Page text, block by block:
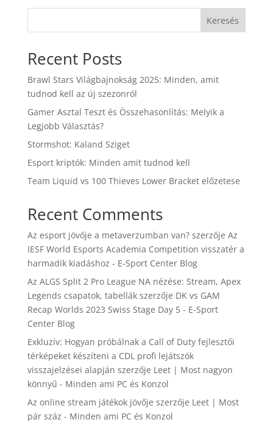
Keresés
Recent Posts
Brawl Stars Világbajnokság 2025: Minden, amit
tudnod kell az új szezonról
Gamer Asztal Teszt és Összehasonlítás: Melyik a
Legjobb Választás?
Stormshot: Kaland Sziget
Esport kriptók: Minden amit tudnod kell
Team Liquid vs 100 Thieves Lower Bracket előzetese
Recent Comments
Az esport jövője a metaverzumban van?szerzője Az
IESF World Esports Academia Competition visszatér a
harmadik kiadáshoz - E-Sport Center Blog
Az ALGS Split 2 Pro League NA nézése: Stream, Apex
Legends csapatok, tabellákszerzője DK vs GAM
Recap Worlds 2023 Swiss Stage Day 5 - E-Sport
Center Blog
Exkluzív: Hogyan próbálnak a Call of Duty fejlesztői
térképeket készíteni a CDL profi lejátszók
visszajelzései alapján szerzője Leet | Most nagyon
könnyű - Minden ami PC és Konzol
Az online stream játékok jövője szerzője Leet | Most
pár száz - Minden ami PC és Konzol